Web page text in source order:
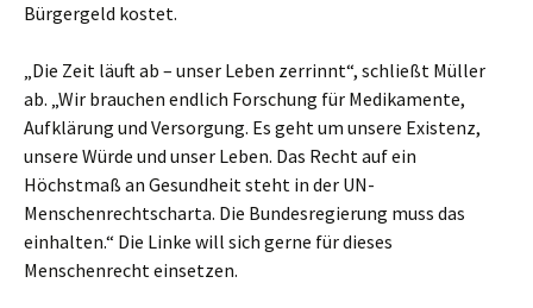
Bürgergeld kostet.
„Die Zeit läuft ab – unser Leben zerrinnt“, schließt Müller
ab. „Wir brauchen endlich Forschung für Medikamente,
Aufklärung und Versorgung. Es geht um unsere Existenz,
unsere Würde und unser Leben. Das Recht auf ein
Höchstmaß an Gesundheit steht in der UN-
Menschenrechtscharta. Die Bundesregierung muss das
einhalten.“ Die Linke will sich gerne für dieses
Menschenrecht einsetzen.